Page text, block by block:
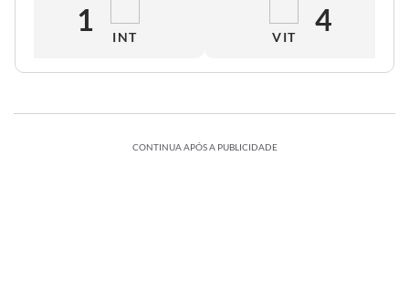
1 INT VIT 4
CONTINUA APÓS A PUBLICIDADE